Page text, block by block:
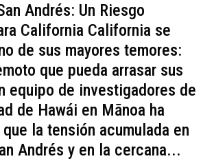
Andrés: Un Riesgo
California California se
de sus mayores temores:
que pueda arrasar sus
equipo de investigadores de
de Hawái en Mānoa ha
la tensión acumulada en
Andrés y en la cercana...